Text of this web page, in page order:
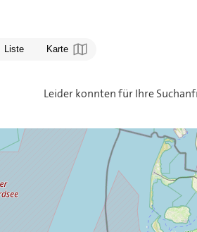
Liste Karte
Leider konnten für Ihre